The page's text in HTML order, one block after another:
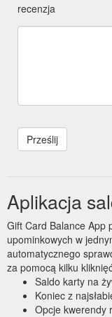
recenzja
Aplikacja
Gift Card Balance App
upominkowych w
automatycznego
za pomocą kilku
Saldo karty na
Koniec z
Opcje kwerendy